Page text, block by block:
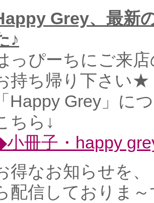
Grey、最新
♪
っぴーちにご来
持ち帰り下さい★
「Happy Grey」に
ちら↓
小冊子・happy
得なお知らせを
配信しておりま～